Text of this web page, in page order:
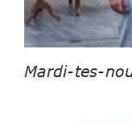
Mardi-tes-